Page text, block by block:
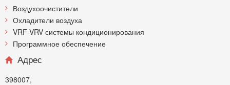
Воздухоочистители
Охладители воздуха
VRF-VRV системы кондиционирования
Программное обеспечение
Адрес
398007,